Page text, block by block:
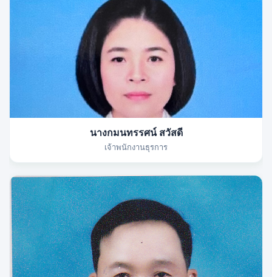
นางกมนทรรศน์ สวัสดี
เจ้าพนักงานธุรการ